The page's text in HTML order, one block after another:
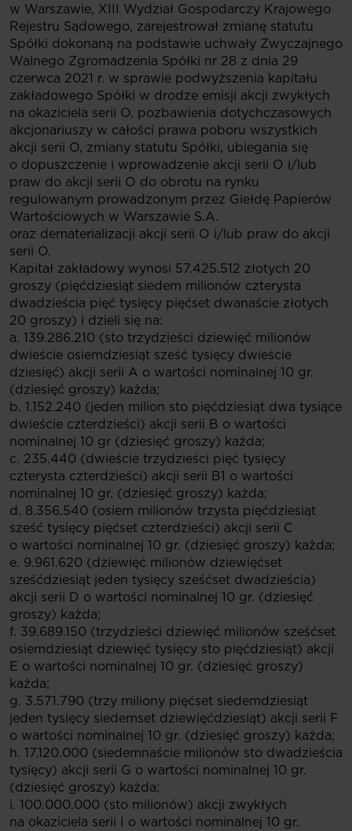
w Warszawie, XIII Wydział Gospodarczy Krajowego
Rejestru Sądowego, zarejestrował zmianę statutu
Spółki dokonaną na podstawie uchwały Zwyczajnego
Walnego Zgromadzenia Spółki nr 28 z dnia 29
czerwca 2021 r. w sprawie podwyższenia kapitału
zakładowego Spółki w drodze emisji akcji zwykłych
na okaziciela serii O, pozbawienia dotychczasowych
akcjonariuszy w całości prawa poboru wszystkich
akcji serii O, zmiany statutu Spółki, ubiegania się
o dopuszczenie i wprowadzenie akcji serii O i/lub
praw do akcji serii O do obrotu na rynku
regulowanym prowadzonym przez Giełdę Papierów
Wartościowych w Warszawie S.A.
oraz dematerializacji akcji serii O i/lub praw do akcji
serii O.
Kapitał zakładowy wynosi 57.425.512 złotych 20
groszy (pięćdziesiąt siedem milionów czterysta
dwadzieścia pięć tysięcy pięćset dwanaście złotych
20 groszy) i dzieli się na:
a. 139.286.210 (sto trzydzieści dziewięć milionów
dwieście osiemdziesiąt sześć tysięcy dwieście
dziesięć) akcji serii A o wartości nominalnej 10 gr.
(dziesięć groszy) każda;
b. 1.152.240 (jeden milion sto pięćdziesiąt dwa tysiące
dwieście czterdzieści) akcji serii B o wartości
nominalnej 10 gr (dziesięć groszy) każda;
c. 235.440 (dwieście trzydzieści pięć tysięcy
czterysta czterdzieści) akcji serii B1 o wartości
nominalnej 10 gr. (dziesięć groszy) każda;
d. 8.356.540 (osiem milionów trzysta pięćdziesiąt
sześć tysięcy pięćset czterdzieści) akcji serii C
o wartości nominalnej 10 gr. (dziesięć groszy) każda;
e. 9.961.620 (dziewięć milionów dziewięćset
sześćdziesiąt jeden tysięcy sześćset dwadzieścia)
akcji serii D o wartości nominalnej 10 gr. (dziesięć
groszy) każda;
f. 39.689.150 (trzydzieści dziewięć milionów sześćset
osiemdziesiąt dziewięć tysięcy sto pięćdziesiąt) akcji
E o wartości nominalnej 10 gr. (dziesięć groszy)
każda;
g. 3.571.790 (trzy miliony pięćset siedemdziesiąt
jeden tysięcy siedemset dziewięćdziesiąt) akcji serii F
o wartości nominalnej 10 gr. (dziesięć groszy) każda;
h. 17.120.000 (siedemnaście milionów sto dwadzieścia
tysięcy) akcji serii G o wartości nominalnej 10 gr.
(dziesięć groszy) każda;
i. 100.000.000 (sto milionów) akcji zwykłych
na okaziciela serii I o wartości nominalnej 10 gr.